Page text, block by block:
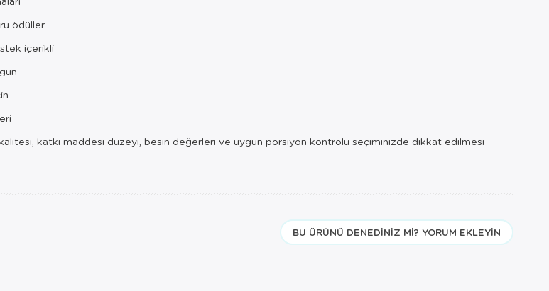
ödüller
içerikli
katkı maddesi düzeyi, besin değerleri ve uygun porsiyon kontrolü seçiminizde dikkat edilmesi
BU ÜRÜNÜ DENEDINIZ MI? YORUM EKLEYIN